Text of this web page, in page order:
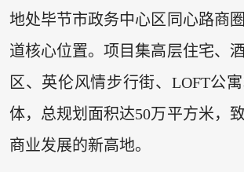
地处毕节市政务中心区同心路商
道核心位置。项目集高层住宅、
区、英伦风情步行街、LOFT公
体，总规划面积达50万平方米，
商业发展的新高地。